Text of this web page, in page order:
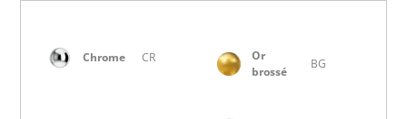
Chrome CR
Or
brossé
BG